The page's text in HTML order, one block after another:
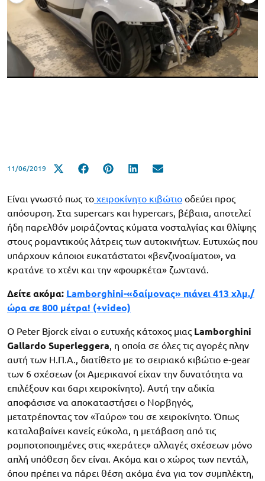
11/06/2019
Είναι γνωστό πως το χειροκίνητο κιβώτιο οδεύει προς
απόσυρση. Στα supercars και hypercars, βέβαια, αποτελεί
ήδη παρελθόν μοιράζοντας κύματα νοσταλγίας και θλίψης
στους ρομαντικούς λάτρεις των αυτοκινήτων. Ευτυχώς που
υπάρχουν κάποιοι ευκατάστατοι «βενζινοαίματοι», να
κρατάνε το χτένι και την «φουρκέτα» ζωντανά.
Δείτε ακόμα: Lamborghini-«δαίμονας» πιάνει 413 χλμ./
ώρα σε 800 μέτρα! (+video)
Ο Peter Bjorck είναι ο ευτυχής κάτοχος μιας Lamborghini
Gallardo Superleggera, η οποία σε όλες τις αγορές πλην
αυτή των Η.Π.Α., διατίθετο με το σειριακό κιβώτιο e-gear
των 6 σχέσεων (οι Αμερικανοί είχαν την δυνατότητα να
επιλέξουν και 6αρι χειροκίνητο). Αυτή την αδικία
αποφάσισε να αποκαταστήσει ο Νορβηγός,
μετατρέποντας τον «Ταύρο» του σε χειροκίνητο. Όπως
καταλαβαίνει κανείς εύκολα, η μετάβαση από τις
ρομποτοποιημένες στις «χεράτες» αλλαγές σχέσεων μόνο
απλή υπόθεση δεν είναι. Ακόμα και ο χώρος των πεντάλ,
όπου πρέπει να πάρει θέση ακόμα ένα για τον συμπλέκτη,